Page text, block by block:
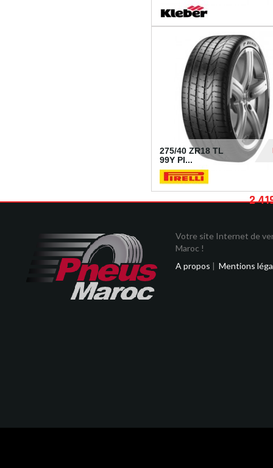
275/40 ZR18 TL
99Y PI...
2
Votre site Internet de
Maroc !
A propos | Mentions